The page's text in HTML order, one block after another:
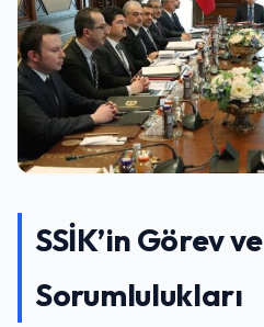
SSİK’in Görev ve
Sorumlulukları